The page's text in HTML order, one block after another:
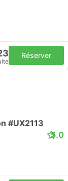
Réserver
#UX2113
5.0